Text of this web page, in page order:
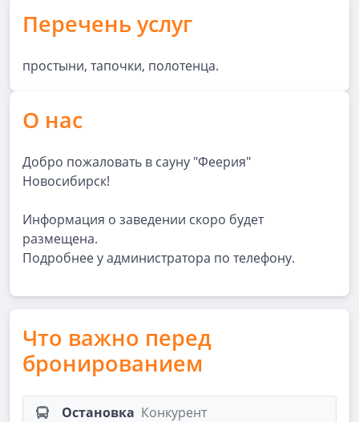
Перечень услуг
простыни, тапочки, полотенца.
О нас
Добро пожаловать в сауну "Феерия"
Новосибирск!
Информация о заведении скоро будет
размещена.
Подробнее у администратора по телефону.
Что важно перед
бронированием
Остановка Конкурент